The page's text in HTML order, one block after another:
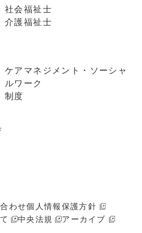
社会福祉士
介護福祉士
ケアマネジメント・ソーシャ
ルワーク
制度
わせ個人情報保護方針
中央法規 アーカイブ